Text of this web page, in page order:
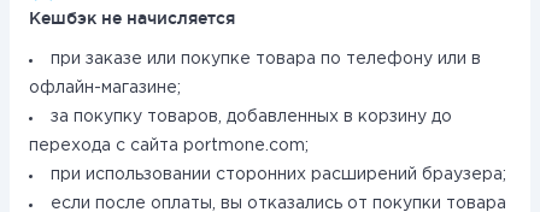
Кешбэк не начисляется
при заказе или покупке товара по телефону или в
офлайн-магазине;
за покупку товаров, добавленных в корзину до
перехода с сайта portmone.com;
при использовании сторонних расширений браузера;
если после оплаты, вы отказались от покупки товара